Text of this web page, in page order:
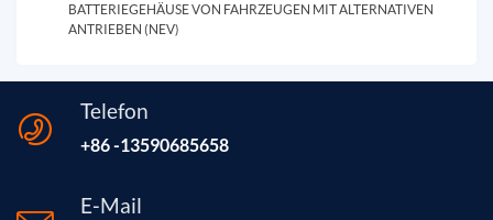
BATTERIEGEHÄUSE VON FAHRZEUGEN MIT ALTERNATIVEN
ANTRIEBEN (NEV)
Telefon
+86 -13590685658
E-Mail